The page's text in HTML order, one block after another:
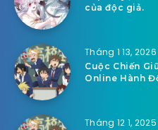
của độc giả.
Tháng 1 13, 2026
Cuộc Chiến
Online Hành
Tháng 12 1, 2025